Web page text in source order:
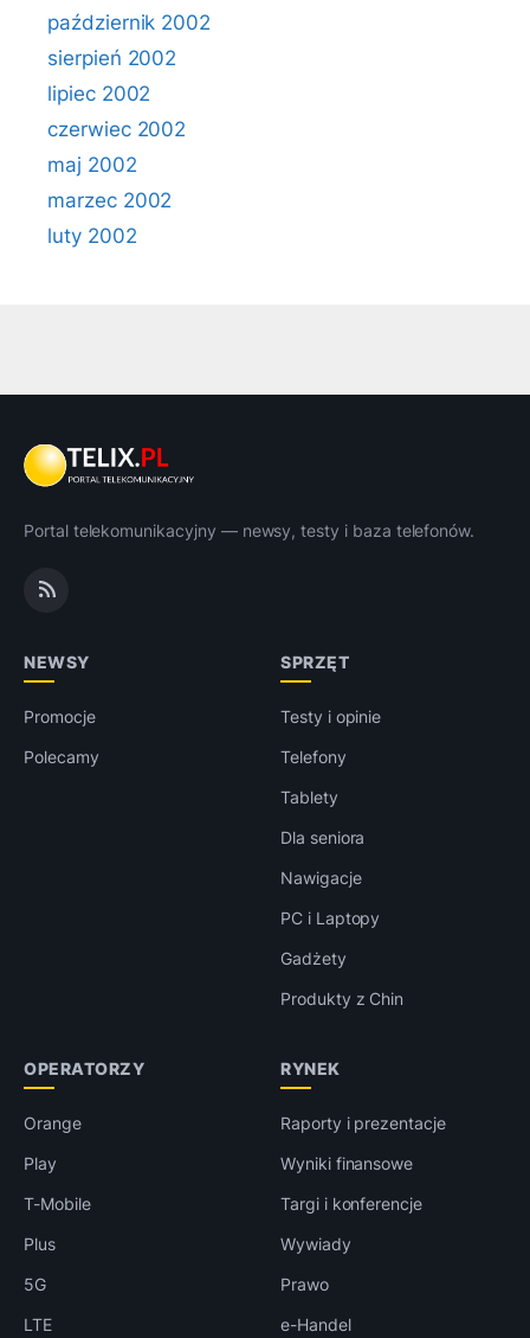
październik 2002
sierpień 2002
lipiec 2002
czerwiec 2002
maj 2002
marzec 2002
luty 2002
Portal telekomunikacyjny — newsy, testy i baza telefonów.
NEWSY
Promocje
Polecamy
SPRZĘT
Testy i opinie
Telefony
Tablety
Dla seniora
Nawigacje
PC i Laptopy
Gadżety
Produkty z Chin
OPERATORZY
Orange
Play
T-Mobile
Plus
5G
LTE
RYNEK
Raporty i prezentacje
Wyniki finansowe
Targi i konferencje
Wywiady
Prawo
e-Handel